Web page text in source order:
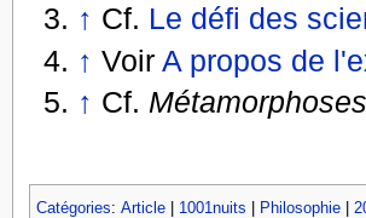
↑ Cf. Le défi des
↑ VoirA propos de
↑ Cf.
Catégories: Article| 1001nuits Philosophie|